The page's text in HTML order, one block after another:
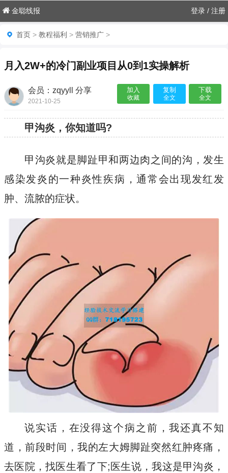
金聪线报 登录 / 注册
首页 > 教程福利 > 营销推广 >
月入2W+的冷门副业项目从0到1实操解析
会员：zqyyll 分享
2021-10-25
加入
收藏
复制
全文
下载
全文
甲沟炎，你知道吗?
甲沟炎就是脚趾甲和两边肉之间的沟，发生
感染发炎的一种炎性疾病，通常会出现发红发
肿、流脓的症状。
说实话，在没得这个病之前，我还真不知
道，前段时间，我的左大姆脚趾突然红肿疼痛，
去医院，找医生看了下;医生说，我这是甲沟炎，